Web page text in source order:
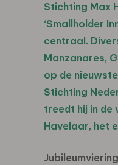
Stichting Max
‘Smallholder
centraal.
Manzanares,
op de
Stichting
treedt hij in de
Havelaar, het
Jubileumviering